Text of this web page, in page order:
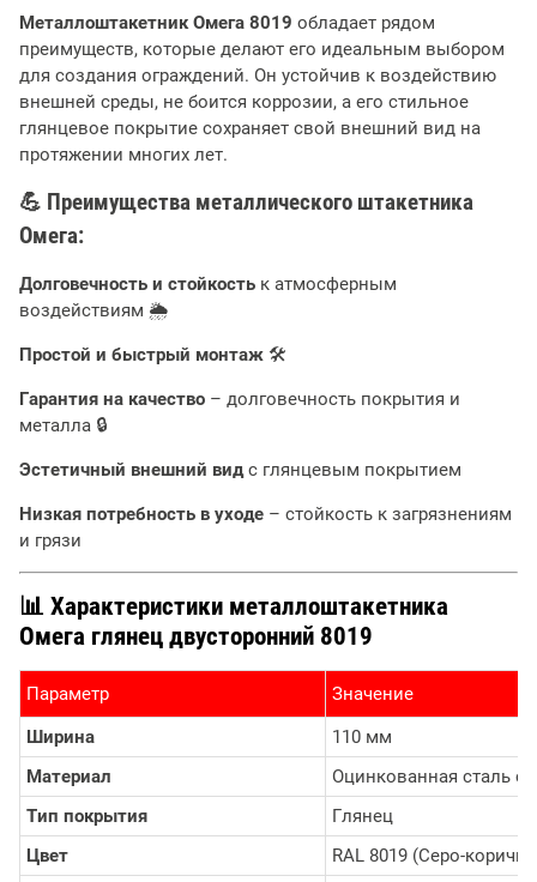
Металлоштакетник Омега 8019 обладает рядом
преимуществ, которые делают его идеальным выбором
для создания ограждений. Он устойчив к воздействию
внешней среды, не боится коррозии, а его стильное
глянцевое покрытие сохраняет свой внешний вид на
протяжении многих лет.
💪 Преимущества металлического штакетника
Омега:
Долговечность и стойкость к атмосферным
воздействиям 🌦
Простой и быстрый монтаж 🛠
Гарантия на качество – долговечность покрытия и
металла 🔒
Эстетичный внешний видс глянцевым покрытием
Низкая потребность в уходе – стойкость к загрязнениям
и грязи
📊 Характеристики металлоштакетника
Омега глянец двусторонний 8019
Параметр
Значение
Ширина
110 мм
Материал
Оцинкованная сталь
Тип покрытия
Глянец
Цвет
RAL 8019 (Серо-